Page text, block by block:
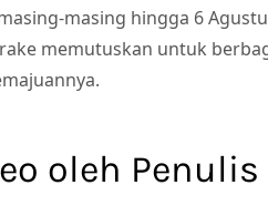
masing hingga 6
memutuskan untuk
oleh